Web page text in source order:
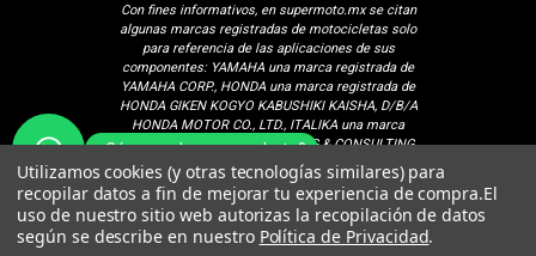
¿Cómo podemos ayudarte?
Con fines informativos, en supermoto.mx se citan
algunas marcas registradas de motocicletas solo
para referencia de las aplicaciones de sus
componentes: YAMAHA una marca registrada de
YAMAHA CORP., HONDA una marca registrada de
HONDA GIKEN KOGYO KABUSHIKI KAISHA, D/B/A
HONDA MOTOR CO., LTD., ITALIKA una marca
registrada de ELEKTRA TRADING & CONSULTING
GROUP, S.A. DE C.V., SUZUKI una marca registrada
de SUZUKI MOTOR CORPORATION, VENTO una
marca registrada de Isaac Calderon Birch, KURAZAI
una marca registrada de Grupo Famsa S.A.B. de C.V.,
DINAMO una marca registrada de CONSORCIO
Utilizamos cookies (y otras tecnologías similares) para
recopilar datos a fin de mejorar tu experiencia de compra.El
uso de nuestro sitio web autorizas la recopilación de datos
según se describe en nuestro Política de Privacidad.